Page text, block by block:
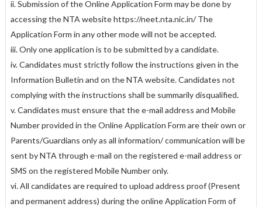
ii. Submission of the Online Application Form may be done by
accessing the NTA website https://neet.nta.nic.in/ The
Application Form in any other mode will not be accepted.
iii. Only one application is to be submitted by a candidate.
iv. Candidates must strictly follow the instructions given in the
Information Bulletin and on the NTA website. Candidates not
complying with the instructions shall be summarily disqualified.
v. Candidates must ensure that the e-mail address and Mobile
Number provided in the Online Application Form are their own or
Parents/Guardians only as all information/ communication will be
sent by NTA through e-mail on the registered e-mail address or
SMS on the registered Mobile Number only.
vi. All candidates are required to upload address proof (Present
and permanent address) during the online Application Form of